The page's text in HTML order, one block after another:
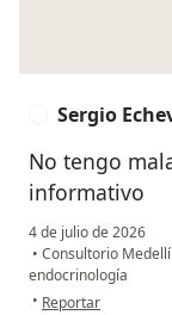
Sergio
No tengo
informativo
4 de julio de 2026
• Consultorio
endocrinología
• en opinión del
Reportar